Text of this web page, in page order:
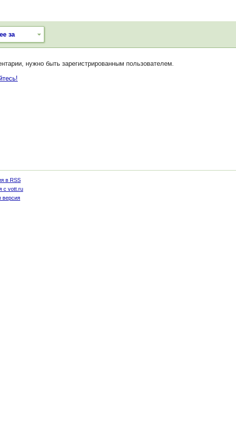
за
нужно быть зарегистрированным пользователем.
в RSS
с vott.ru
версия